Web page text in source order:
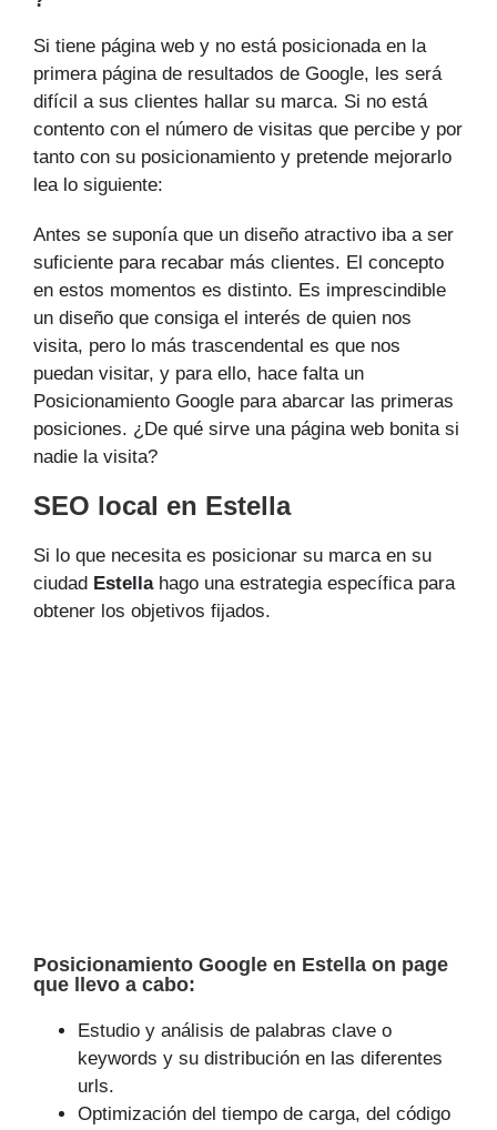
Si tiene página web y no está posicionada en la
primera página de resultados de Google, les será
difícil a sus clientes hallar su marca. Si no está
contento con el número de visitas que percibe y por
tanto con su posicionamiento y pretende mejorarlo
lea lo siguiente:
Antes se suponía que un diseño atractivo iba a ser
suficiente para recabar más clientes. El concepto
en estos momentos es distinto. Es imprescindible
un diseño que consiga el interés de quien nos
visita, pero lo más trascendental es que nos
puedan visitar, y para ello, hace falta un
Posicionamiento Google para abarcar las primeras
posiciones. ¿De qué sirve una página web bonita si
nadie la visita?
SEO local en Estella
Si lo que necesita es posicionar su marca en su
ciudad Estellahago una estrategia específica para
obtener los objetivos fijados.
Posicionamiento Google en Estella on page
que llevo a cabo:
Estudio y análisis de palabras clave o
keywords y su distribución en las diferentes
urls.
Optimización del tiempo de carga, del código